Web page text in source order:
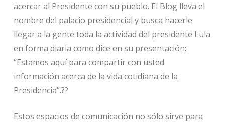
acercar al Presidente con su pueblo. El Blog lleva el
nombre del palacio presidencial y busca hacerle
llegar a la gente toda la actividad del presidente Lula
en forma diaria como dice en su presentación:
“Estamos aquí para compartir con usted
información acerca de la vida cotidiana de la
Presidencia”.??
Estos espacios de comunicación no sólo sirve para